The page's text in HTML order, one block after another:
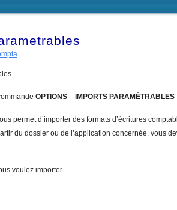
OPTIONS – MPORTS PARAMÉTRABLES
permet d’importer des formats d’écritures
du dossier ou de l’application concernée, vous
voulez importer.